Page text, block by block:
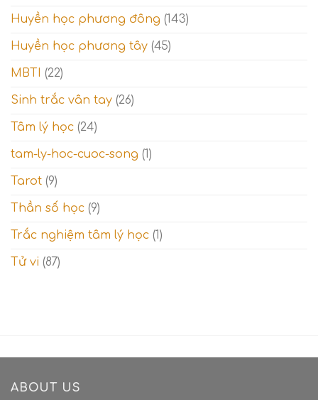
Thế
giới
tinh
thần
Huyền học phương đông (143)
Huyền học phương tây (45)
MBTI (22)
Sinh trắc vân tay (26)
Tâm lý học (24)
tam-ly-hoc-cuoc-song (1)
Tarot (9)
Thần số học (9)
Trắc nghiệm tâm lý học (1)
Tử vi (87)
ABOUT US